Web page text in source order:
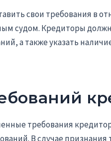
свои требования в
судом. Кредиторы
а также указать
требования
В случае признания